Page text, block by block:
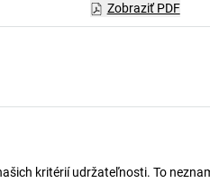
Zobraziť PDF
kritérií udržateľnosti. To